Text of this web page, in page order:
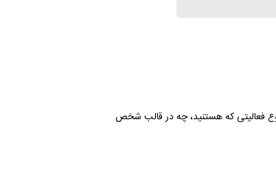
فعالیتی که هستنید، چه در قالب شخص